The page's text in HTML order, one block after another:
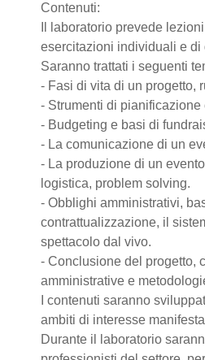
Contenuti:
Il laboratorio prevede
esercitazioni individuali e di
Saranno trattati i seguenti
- Fasi di vita di un progetto,
- Strumenti di pianificazione
- Budgeting e basi di
- La comunicazione di un
- La produzione di un
logistica, problem solving.
- Obblighi amministrativi,
contrattualizzazione, il
spettacolo dal vivo.
- Conclusione del progetto,
amministrative e
I contenuti saranno
ambiti di interesse
Durante il laboratorio